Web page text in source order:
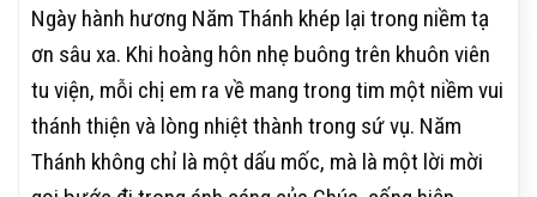
Ngày hành hương Năm Thánh khép lại trong niềm tạ
ơn sâu xa. Khi hoàng hôn nhẹ buông trên khuôn viên
tu viện, mỗi chị em ra về mang trong tim một niềm vui
thánh thiện và lòng nhiệt thành trong sứ vụ. Năm
Thánh không chỉ là một dấu mốc, mà là một lời mời